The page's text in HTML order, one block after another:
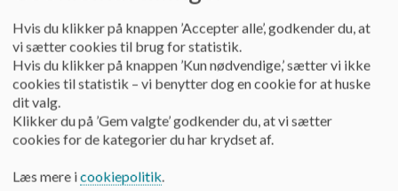
3 læsevejledere, som alle arbejder med Gladsaxes handleplan
for læsning. Læs mere om skolens arbejde med læsning under
læring og udvikling.
1 matematikvejleder, der arbejder med Gladsaxe handleplan
for læsning,
læring i naturfagene.
Hvis du klikker på knappen ’Accepter alle’, godkender du, at
vi sætter cookies til brug for statistik.
Hvis du klikker på knappen ’Kun nødvendige,’ sætter vi ikke
cookies til statistik – vi benytter dog en cookie for at huske
dit valg.
Klikker du på ’Gem valgte’ godkender du, at vi sætter
cookies for de kategorier du har krydset af.
Læs mere icookiepolitik.